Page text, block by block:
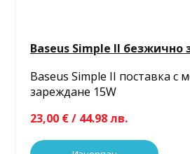
Baseus Simple II безжично
Baseus Simple II поставка с
зареждане 15W
23,00 € / 44.98 лв.